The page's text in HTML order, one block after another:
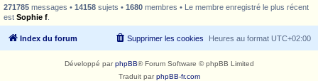
271785 messages • 14158 sujets • 1680 membres • Le membre enregistré le plus récent
est Sophie f
Index du forum Heures au format UTC+02:00
Supprimer les cookies
Développé parphpBB® Forum Software © phpBB Limited
Traduit parphpBB-fr.com